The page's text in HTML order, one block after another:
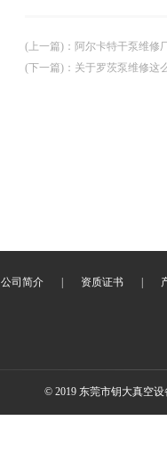
(上一篇) ： 阿尔卡特干泵维修
(下一篇) ： 关于罗茨泵维修这
公司简介 资质证书
© 2019 东莞市钥大真空